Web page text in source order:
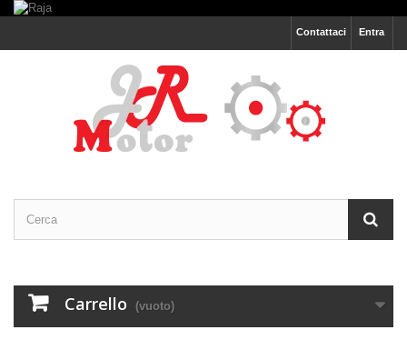
Entra
Contattaci
Carrello (vuoto)